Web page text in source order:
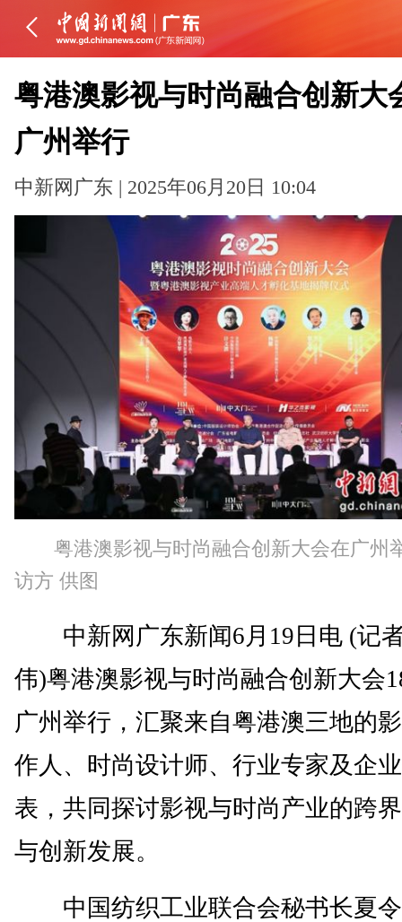
粤港澳影视与时尚融合创新大
广州举行
中新网广东 | 2025年06月20日 10:04
粤港澳影视与时尚融合创新大会在广州
访方 供图
中新网广东新闻6月19日电 (记
伟)粤港澳影视与时尚融合创新大会
广州举行，汇聚来自粤港澳三地的
作人、时尚设计师、行业专家及企
表，共同探讨影视与时尚产业的跨
与创新发展。
中国纺织工业联合会秘书长夏